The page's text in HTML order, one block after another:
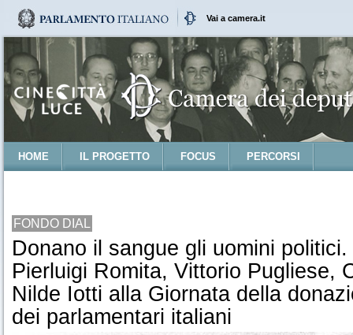
Vai a camera.it
HOME IL PROGETTO FOCUS PERCORSI
FONDO DIAL
Donano il sangue gli uomini
Pierluigi Romita, Vittorio Pugliese,
Nilde Iotti alla Giornata della
dei parlamentari italiani